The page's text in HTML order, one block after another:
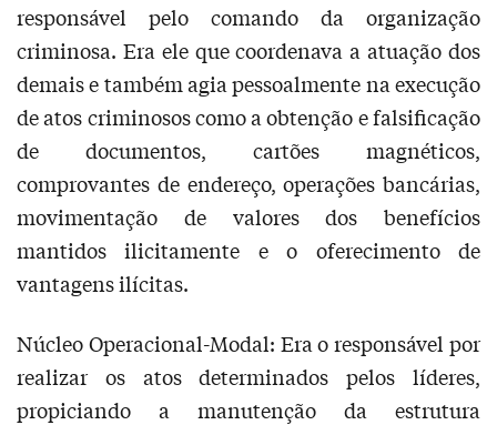
responsável pelo comando da organização
criminosa. Era ele que coordenava a atuação dos
demais e também agia pessoalmente na execução
de atos criminosos como a obtenção e falsificação
de documentos, cartões magnéticos,
comprovantes de endereço, operações bancárias,
movimentação de valores dos benefícios
mantidos ilicitamente e o oferecimento de
vantagens ilícitas.
Núcleo Operacional-Modal: Era o responsável por
realizar os atos determinados pelos líderes,
propiciando a manutenção da estrutura